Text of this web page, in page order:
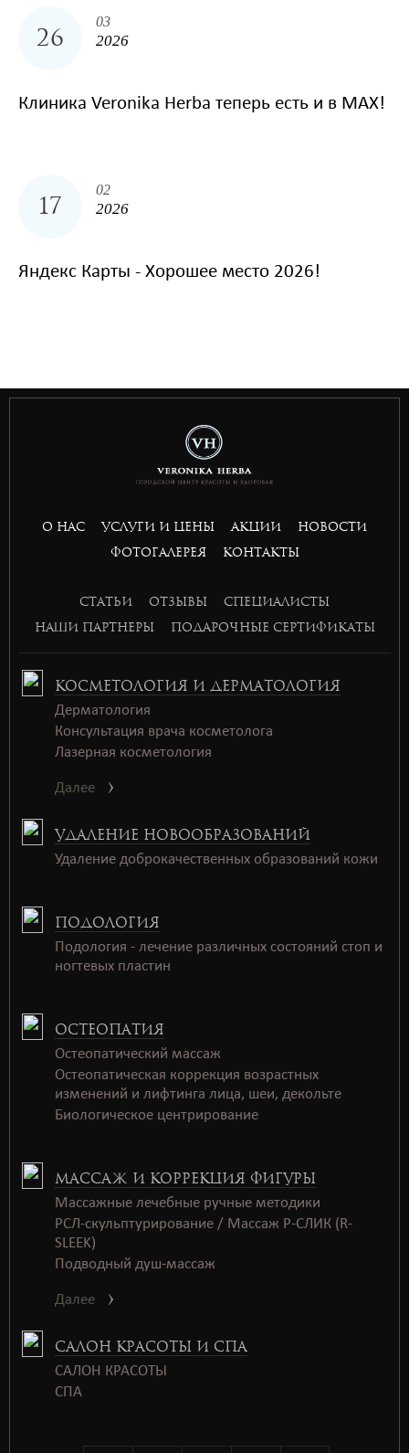
26
03
2026
Клиника Veronika Herba теперь есть и в MAX!
17
02
2026
Яндекс Карты - Хорошее место 2026!
basket168
О НАС УСЛУГИ И ЦЕНЫ АКЦИИ
НОВОСТИ
ФОТОГАЛЕРЕЯ
КОНТАКТЫ
СТАТЬИ ОТЗЫВЫ
СПЕЦИАЛИСТЫ
НАШИ ПАРТНЕРЫ
ПОДАРОЧНЫЕ СЕРТИФИКАТЫ
КОСМЕТОЛОГИЯ И ДЕРМАТОЛОГИЯ
Дерматология
Консультация врача косметолога
Лазерная косметология
Далее
САЛОН КРАСОТЫ И СПА
САЛОН КРАСОТЫ
СПАㅤㅤ
УДАЛЕНИЕ НОВООБРАЗОВАНИЙ
Удаление доброкачественных образований кожи
ПОДОЛОГИЯ
Подология - лечение различных состояний стоп и
ногтевых пластин
ОСТЕОПАТИЯ
Остеопатический массаж
Остеопатическая коррекция возрастных
изменений и лифтинга лица, шеи, декольте
Биологическое центрирование
МАССАЖ И КОРРЕКЦИЯ ФИГУРЫ
Массажные лечебные ручные методики
РСЛ-скульптурирование / Массаж Р-СЛИК (R-
SLEEK)
Подводный душ-массаж
Далее